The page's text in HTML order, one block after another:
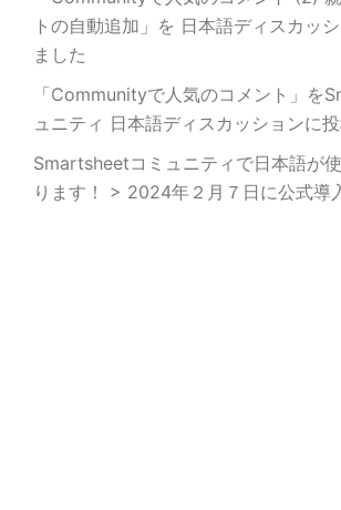
トの自動追加」を 日本語ディスカッ
ました
「Communityで人気のコメント」を
ュニティ 日本語ディスカッションに
Smartsheetコミュニティで日本語が
ります！ > 2024年２月７日に公式導